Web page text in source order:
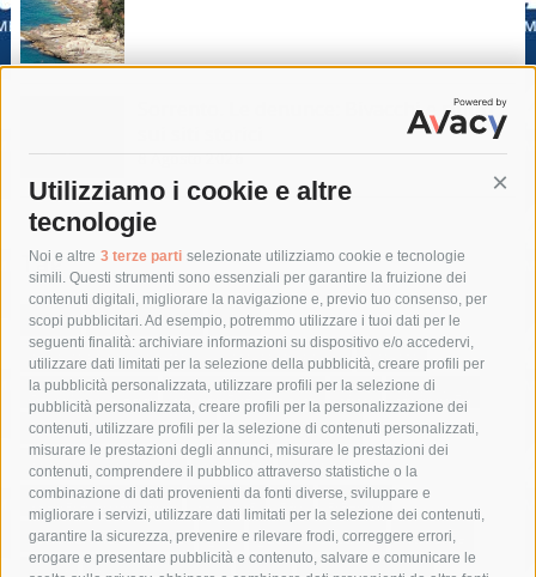
Utilizziamo i cookie e altre
tecnologie
Noi e altre 3 terze parti selezionate utilizziamo cookie e tecnologie
simili. Questi strumenti sono essenziali per garantire la fruizione dei
contenuti digitali, migliorare la navigazione e, previo tuo consenso, per
scopi pubblicitari. Ad esempio, potremmo utilizzare i tuoi dati per le
seguenti finalità: archiviare informazioni su dispositivo e/o accedervi,
utilizzare dati limitati per la selezione della pubblicità, creare profili per
la pubblicità personalizzata, utilizzare profili per la selezione di
pubblicità personalizzata, creare profili per la personalizzazione dei
contenuti, utilizzare profili per la selezione di contenuti personalizzati,
misurare le prestazioni degli annunci, misurare le prestazioni dei
contenuti, comprendere il pubblico attraverso statistiche o la
combinazione di dati provenienti da fonti diverse, sviluppare e
migliorare i servizi, utilizzare dati limitati per la selezione dei contenuti,
garantire la sicurezza, prevenire e rilevare frodi, correggere errori,
erogare e presentare pubblicità e contenuto, salvare e comunicare le
Sorrento. Le denunce: Bivacchi e rifiuti
8 Agosto 2026
Tag
acqua allerta meteo
anas
area marina protetta di punta campanella
arresto
Asl Napoli 3 sud
capitaneria di porto capri
carabinieri
castellammare di stabia
circumvesuviana
comune di sorrento
concerto
contagi
costiera amalfitana
covid-19 eav
elezioni
fondazione sorrento
gori guardia costiera
incidente
lavori
lorenzo balducelli mare massa lubrense